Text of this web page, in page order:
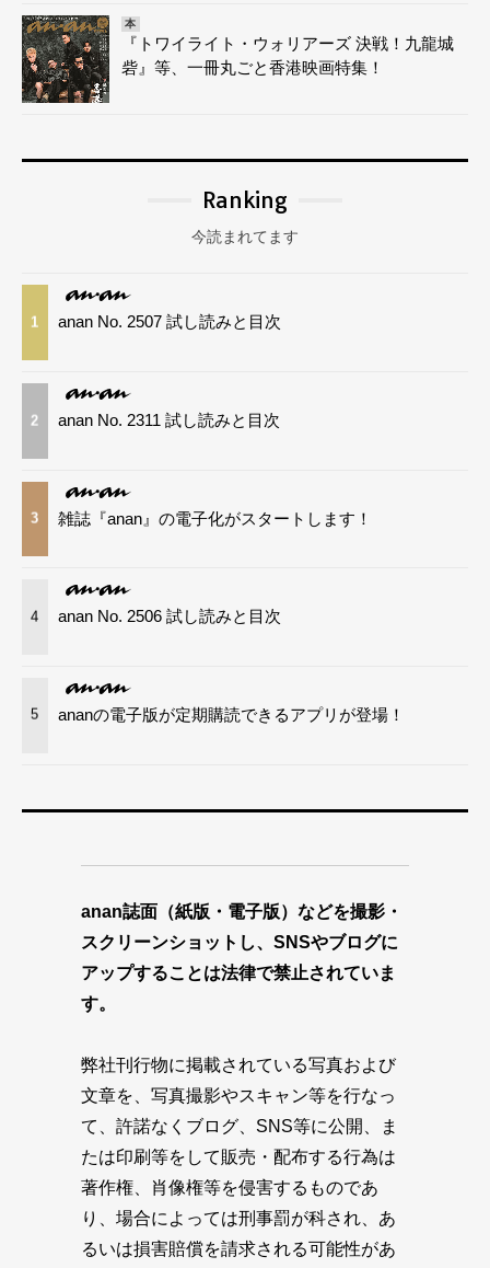
本
『トワイライト・ウォリアーズ 決戦！九龍城
砦』等、一冊丸ごと香港映画特集！
Ranking
今読まれてます
1 anan No. 2507 試し読みと目次
2 anan No. 2311 試し読みと目次
3 雑誌『anan』の電子化がスタートします！
4 anan No. 2506 試し読みと目次
5 ananの電子版が定期購読できるアプリが登場！
anan誌面（紙版・電子版）などを撮影・
スクリーンショットし、SNSやブログに
アップすることは法律で禁止されていま
す。
弊社刊行物に掲載されている写真および
文章を、写真撮影やスキャン等を行なっ
て、許諾なくブログ、SNS等に公開、ま
たは印刷等をして販売・配布する行為は
著作権、肖像権等を侵害するものであ
り、場合によっては刑事罰が科され、あ
るいは損害賠償を請求される可能性があ